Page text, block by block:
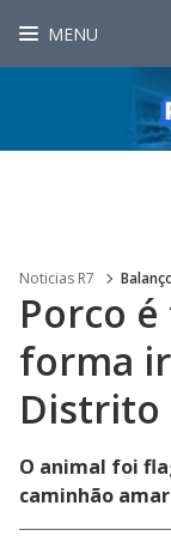
MENU
Noticias R7
Porco
forma
Distrito
O animal foi
caminhão